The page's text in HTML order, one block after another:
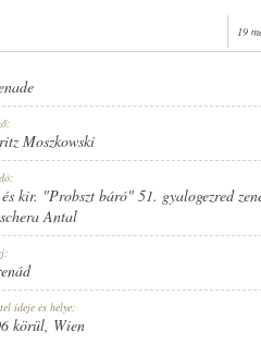
19
Moszkowski
kir. "Probszt báró" 51. gyalogezred
Antal
ideje és helye:
körül, Wien